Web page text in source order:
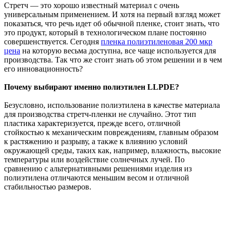
Стретч — это хорошо известный материал с очень
универсальным применением. И хотя на первый взгляд может
показаться, что речь идет об обычной пленке, стоит знать, что
это продукт, который в технологическом плане постоянно
совершенствуется. Сегодня пленка полиэтиленовая 200 мкр
цена на которую весьма доступна, все чаще используется для
производства. Так что же стоит знать об этом решении и в чем
его инновационность?
Почему выбирают именно полиэтилен LLPDE?
Безусловно, использование полиэтилена в качестве материала
для производства стретч-пленки не случайно. Этот тип
пластика характеризуется, прежде всего, отличной
стойкостью к механическим повреждениям, главным образом
к растяжению и разрыву, а также к влиянию условий
окружающей среды, таких как, например, влажность, высокие
температуры или воздействие солнечных лучей. По
сравнению с альтернативными решениями изделия из
полиэтилена отличаются меньшим весом и отличной
стабильностью размеров.